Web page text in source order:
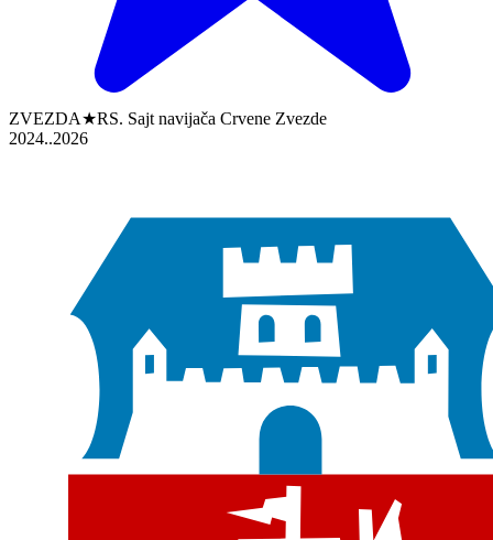
ZVEZDA★RS. Sajt navijača Crvene Zvezde
2024..2026